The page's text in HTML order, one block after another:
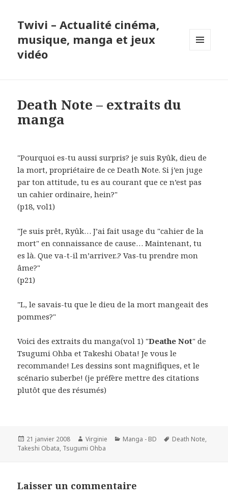
Twivi – Actualité cinéma,
musique, manga et jeux
vidéo
Death Note – extraits du
manga
"Pourquoi es-tu aussi surpris? je suis Ryûk, dieu de
la mort, propriétaire de ce Death Note. Si j’en juge
par ton attitude, tu es au courant que ce n’est pas
un cahier ordinaire, hein?"
(p18, vol1)
"Je suis prêt, Ryûk… J’ai fait usage du "cahier de la
mort" en connaissance de cause… Maintenant, tu
es là. Que va-t-il m’arriver..? Vas-tu prendre mon
âme?"
(p21)
"L, le savais-tu que le dieu de la mort mangeait des
pommes?"
Voici des extraits du manga(vol 1) "Deathe Not" de
Tsugumi Ohba et Takeshi Obata! Je vous le
recommande! Les dessins sont magnifiques, et le
scénario suberbe! (je préfère mettre des citations
plutôt que des résumés)
Publié
le
21 janvier 2008 Auteur
Virginie Catégories
Manga - BD
Mots-
Death Note,
Takeshi Obata, Tsugumi Ohba
Laisser un commentaire